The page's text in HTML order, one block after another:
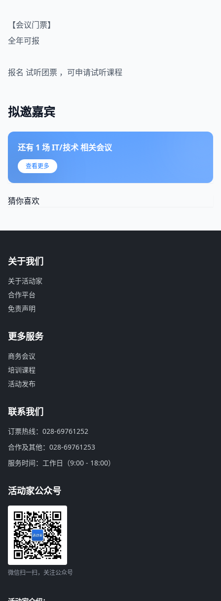
【会议门票】
全年可报
​​​​​​​报名 试听团票 ，可申请试听课程
拟邀嘉宾
还有 1 场IT/技术相关会议
查看更多
猜你喜欢
关于我们
关于活动家
合作平台
免责声明
更多服务
商务会议
培训课程
活动发布
联系我们
订票热线：028-69761252
合作及其他：028-69761253
服务时间：工作日（9:00 - 18:00）
活动家公众号
微信扫一扫，关注公众号